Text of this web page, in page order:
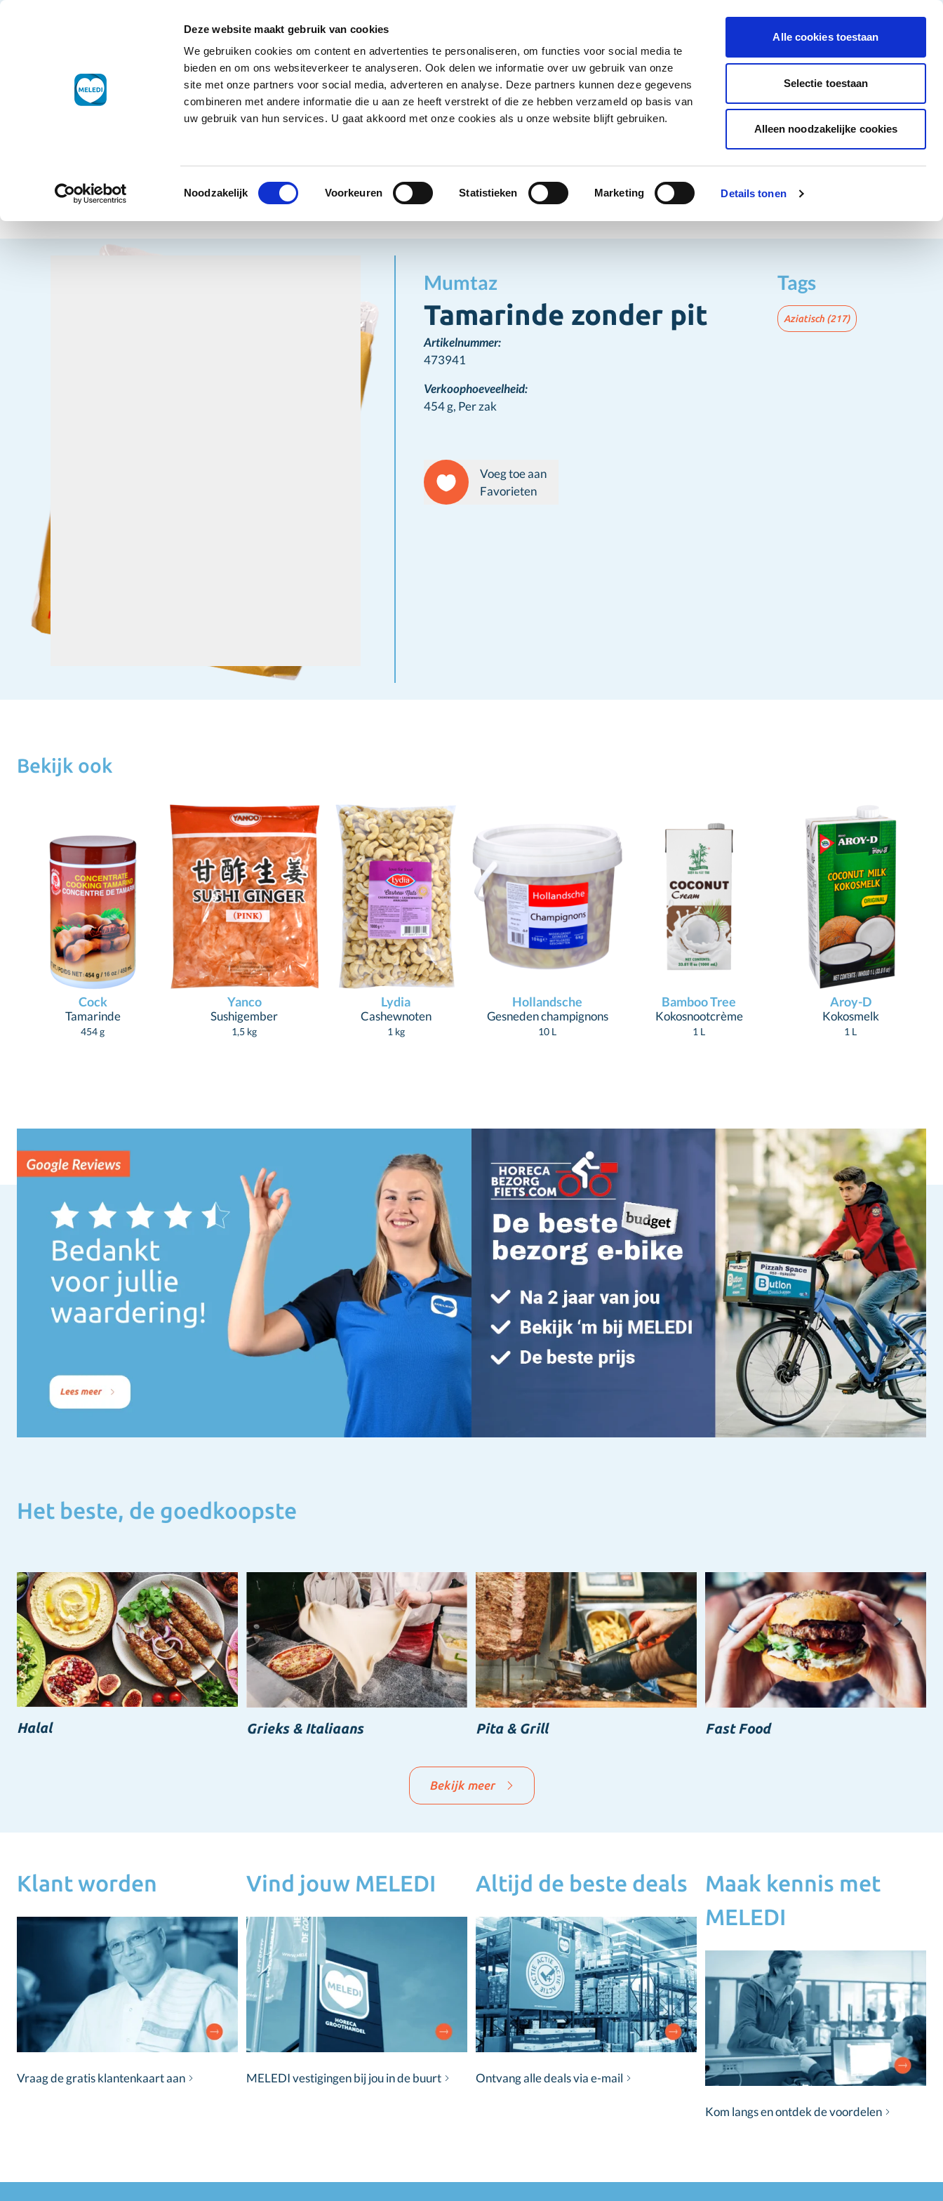
Deze website maakt gebruik van cookies
We gebruiken cookies om content en advertenties te personaliseren, om functies voor social media te
bieden en om ons websiteverkeer te analyseren. Ook delen we informatie over uw gebruik van onze
site met onze partners voor social media, adverteren en analyse. Deze partners kunnen deze gegevens
combineren met andere informatie die u aan ze heeft verstrekt of die ze hebben verzameld op basis van
uw gebruik van hun services. U gaat akkoord met onze cookies als u onze website blijft gebruiken.
Toestemmingsselectie
Noodzakelijk Voorkeuren Statistieken Marketing Details tonen
Alle cookies toestaan
Selectie toestaan
Alleen noodzakelijke cookies
Ga naar de inhoud
Droogwaren
Show submenu for Droogwaren category
Koelproducten
Show submenu for Koelproducten category
Diepvriesproducten
Show submenu for Diepvriesproducten category
Dranken
Show submenu for Dranken category
Non-Food
Alle deals
Word klant
Terug naar overzicht
Home Koelproducten Koelproducten overig Tamarinde zonder pit
Koelproducten overig
Mumtaz
Tamarinde zonder pit
Artikelnummer:
473941
Verkoophoeveelheid:
454 g, Per zak
Voeg toe aan
Favorieten
Tags
Aziatisch (217)
Bekijk ook
Cock
Tamarinde
454 g
Yanco
Sushigember
1,5 kg
Lydia
Cashewnoten
1 kg
Hollandsche
Gesneden champignons
10 L
Bamboo Tree
Kokosnootcrème
1 L
Aroy-D
Kokosmelk
1 L
Het beste, de goedkoopste
Halal Grieks & Italiaans Pita & Grill Fast Food
Bekijk meer
Klant worden
Vraag de gratis klantenkaart aan
Vind jouw MELEDI
MELEDI vestigingen bij jou in de buurt
Altijd de beste deals
Ontvang alle deals via e-mail
Maak kennis met
MELEDI
Kom langs en ontdek de voordelen